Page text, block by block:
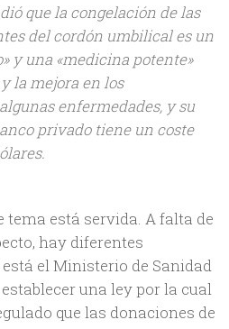
que la congelación de las
del cordón umbilical es un
y una «medicina potente»
la mejora en los
enfermedades, y su
privado tiene un coste
tema está servida. A falta de
hay diferentes
el Ministerio de Sanidad
una ley por la cual
que las donaciones de